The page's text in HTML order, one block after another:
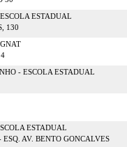
ESTADUAL
130
- ESCOLA ESTADUAL
ESTADUAL
AV. BENTO GONCALVES